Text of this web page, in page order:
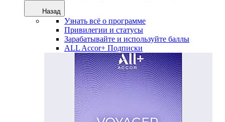
Назад
Узнать всё о программе
Привилегии и статусы
Зарабатывайте и используйте баллы
ALL Accor+ Подписки